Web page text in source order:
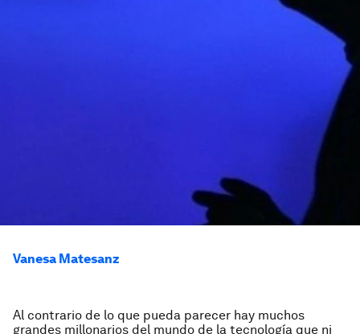
Vanesa Matesanz
Al contrario de lo que pueda parecer hay muchos
grandes millonarios del mundo de la tecnología que ni